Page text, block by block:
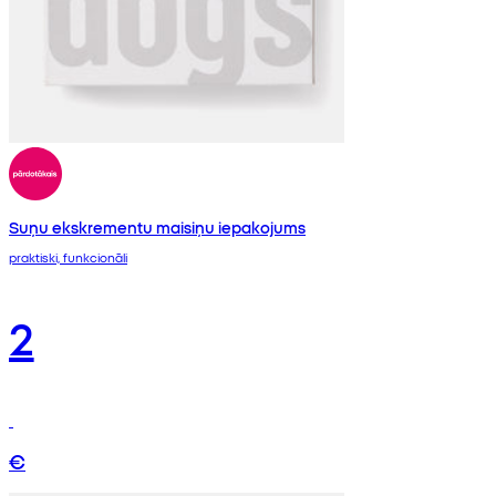
Suņu ekskrementu maisiņu iepakojums
praktiski, funkcionāli
2
€